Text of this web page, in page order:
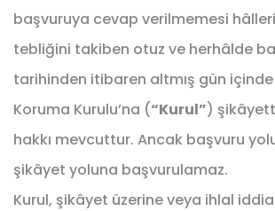
başvuruya cevap verilmemesi
tebliğini takiben otuz ve herhâlde
tarihinden itibaren altmış gün içinde
Koruma Kurulu’na (“Kurul”)
hakkı mevcuttur. Ancak başvuru
şikâyet yoluna başvurulamaz.
Kurul, şikâyet üzerine veya ihlal